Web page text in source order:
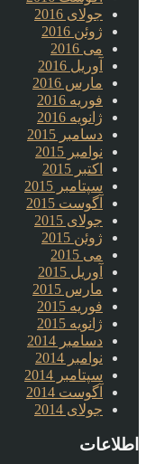
جولای 2016
ژوئن 2016
می 2016
آوریل 2016
مارس 2016
فوریه 2016
ژانویه 2016
دسامبر 2015
نوامبر 2015
اکتبر 2015
سپتامبر 2015
آگوست 2015
جولای 2015
ژوئن 2015
می 2015
آوریل 2015
مارس 2015
فوریه 2015
ژانویه 2015
دسامبر 2014
نوامبر 2014
سپتامبر 2014
آگوست 2014
جولای 2014
اطلاعات